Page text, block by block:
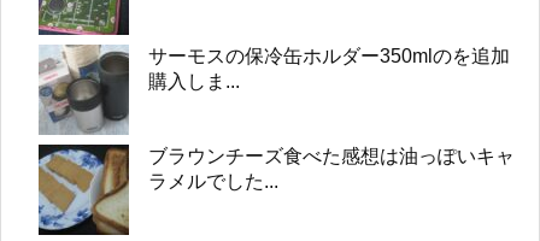
サーモスの保冷缶ホルダー350mlのを追加
購入しま...
ブラウンチーズ食べた感想は油っぽいキャ
ラメルでした...